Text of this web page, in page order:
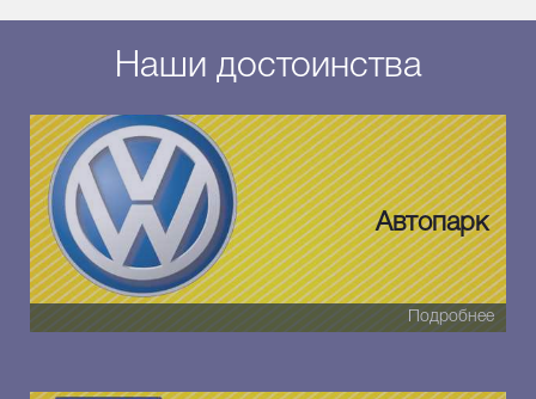
Наши достоинства
Автопарк
Подробнее